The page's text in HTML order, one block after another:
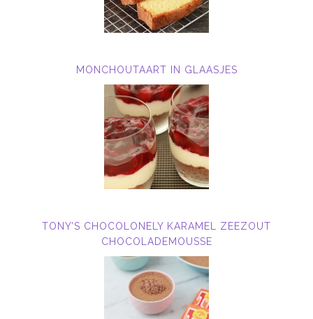
MONCHOUTAART IN GLAASJES
TONY’S CHOCOLONELY KARAMEL ZEEZOUT
CHOCOLADEMOUSSE